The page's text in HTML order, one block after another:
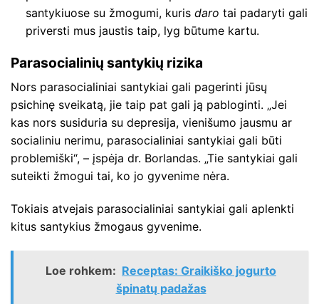
santykiuose su žmogumi, kuris daro tai padaryti gali
priversti mus jaustis taip, lyg būtume kartu.
Parasocialinių santykių rizika
Nors parasocialiniai santykiai gali pagerinti jūsų
psichinę sveikatą, jie taip pat gali ją pabloginti. „Jei
kas nors susiduria su depresija, vienišumo jausmu ar
socialiniu nerimu, parasocialiniai santykiai gali būti
problemiški“, – įspėja dr. Borlandas. „Tie santykiai gali
suteikti žmogui tai, ko jo gyvenime nėra.
Tokiais atvejais parasocialiniai santykiai gali aplenkti
kitus santykius žmogaus gyvenime.
Loe rohkem: Receptas: Graikiško jogurto
špinatų padažas